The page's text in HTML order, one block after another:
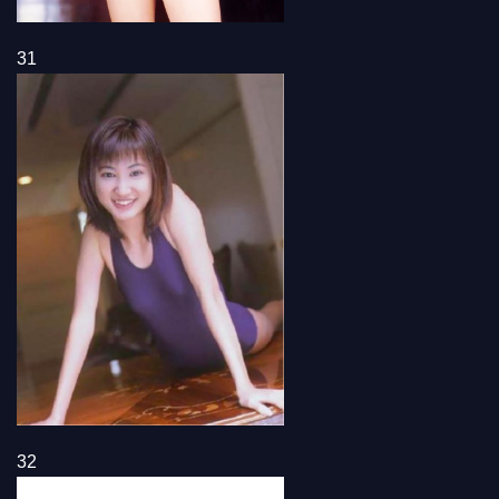
31
32